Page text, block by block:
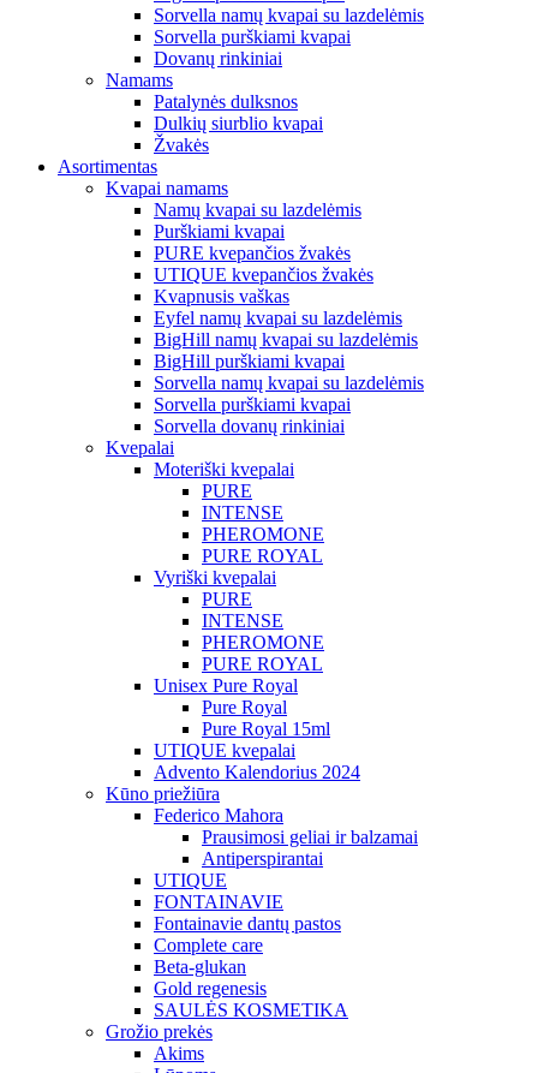
Sorvella namų kvapai su lazdelėmis
Sorvella purškiami kvapai
Dovanų rinkiniai
Namams
Patalynės dulksnos
Dulkių siurblio kvapai
Žvakės
Asortimentas
Kvapai namams
Namų kvapai su lazdelėmis
Purškiami kvapai
PURE kvepančios žvakės
UTIQUE kvepančios žvakės
Kvapnusis vaškas
Eyfel namų kvapai su lazdelėmis
BigHill namų kvapai su lazdelėmis
BigHill purškiami kvapai
Sorvella namų kvapai su lazdelėmis
Sorvella purškiami kvapai
Sorvella dovanų rinkiniai
Kvepalai
Moteriški kvepalai
PURE
INTENSE
PHEROMONE
PURE ROYAL
Vyriški kvepalai
PURE
INTENSE
PHEROMONE
PURE ROYAL
Unisex Pure Royal
Pure Royal
Pure Royal 15ml
UTIQUE kvepalai
Advento Kalendorius 2024
Kūno priežiūra
Federico Mahora
Prausimosi geliai ir balzamai
Antiperspirantai
UTIQUE
FONTAINAVIE
Fontainavie dantų pastos
Complete care
Beta-glukan
Gold regenesis
SAULĖS KOSMETIKA
Grožio prekės
Akims